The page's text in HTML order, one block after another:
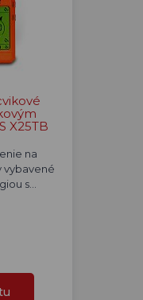
X25TB
na
vybavené
s…